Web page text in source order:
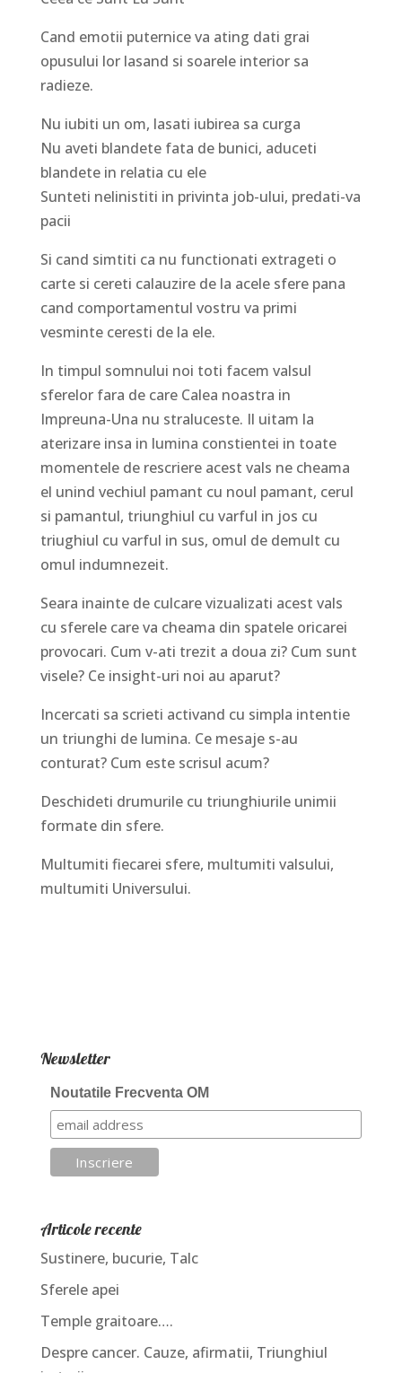
Cand emotii puternice va ating dati grai
opusului lor lasand si soarele interior sa
radieze.
Nu iubiti un om, lasati iubirea sa curga
Nu aveti blandete fata de bunici, aduceti
blandete in relatia cu ele
Sunteti nelinistiti in privinta job-ului, predati-va
pacii
Si cand simtiti ca nu functionati extrageti o
carte si cereti calauzire de la acele sfere pana
cand comportamentul vostru va primi
vesminte ceresti de la ele.
In timpul somnului noi toti facem valsul
sferelor fara de care Calea noastra in
Impreuna-Una nu straluceste. Il uitam la
aterizare insa in lumina constientei in toate
momentele de rescriere acest vals ne cheama
el unind vechiul pamant cu noul pamant, cerul
si pamantul, triunghiul cu varful in jos cu
triughiul cu varful in sus, omul de demult cu
omul indumnezeit.
Seara inainte de culcare vizualizati acest vals
cu sferele care va cheama din spatele oricarei
provocari. Cum v-ati trezit a doua zi? Cum sunt
visele? Ce insight-uri noi au aparut?
Incercati sa scrieti activand cu simpla intentie
un triunghi de lumina. Ce mesaje s-au
conturat? Cum este scrisul acum?
Deschideti drumurile cu triunghiurile unimii
formate din sfere.
Multumiti fiecarei sfere, multumiti valsului,
multumiti Universului.
Newsletter
Noutatile Frecventa OM
Articole recente
Sustinere, bucurie, Talc
Sferele apei
Temple graitoare….
Despre cancer. Cauze, afirmatii, Triunghiul